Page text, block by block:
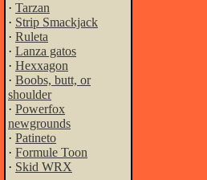
· Tarzan
· Strip Smackjack
· Ruleta
· Lanza gatos
· Hexxagon
· Boobs, butt, or
shoulder
· Powerfox
newgrounds
· Patineto
· Formule Toon
· Skid WRX